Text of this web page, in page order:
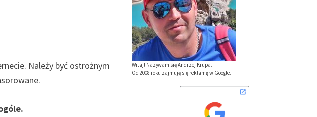
Należy być ostrożnym
Witaj! Nazywam się Andrzej Krupa.
Od 2008 roku zajmuję się reklamą w Google.